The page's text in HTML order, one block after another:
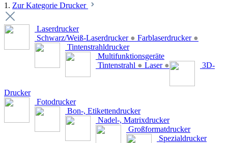
1. Zur Kategorie Drucker
Laserdrucker
Schwarz/Weiß-Laserdrucker ● Farblaserdrucker ●
Tintenstrahldrucker
Multifunktionsgeräte
Tintenstrahl ● Laser ● 3D-
Drucker
Fotodrucker
Bon-, Etikettendrucker
Nadel-, Matrixdrucker
Großformatdrucker
Spezialdrucker